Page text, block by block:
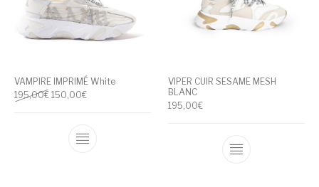
Sneakers
VAMPIRE IMPRIMÉ White
195,00€ Le prix initial était : 195,00€.
150,00€Le prix actuel est : 150,00€.
Ce produit a plusieurs variations. Les
VIPER CUIR SESAME MESH
BLANC
195,00€
Ce produit a